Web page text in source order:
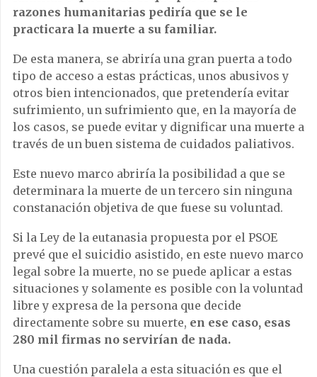
razones humanitarias pediría que se le
practicara la muerte a su familiar.
De esta manera, se abriría una gran puerta a todo
tipo de acceso a estas prácticas, unos abusivos y
otros bien intencionados, que pretendería evitar
sufrimiento, un sufrimiento que, en la mayoría de
los casos, se puede evitar y dignificar una muerte a
través de un buen sistema de cuidados paliativos.
Este nuevo marco abriría la posibilidad a que se
determinara la muerte de un tercero sin ninguna
constanación objetiva de que fuese su voluntad.
Si la Ley de la eutanasia propuesta por el PSOE
prevé que el suicidio asistido, en este nuevo marco
legal sobre la muerte, no se puede aplicar a estas
situaciones y solamente es posible con la voluntad
libre y expresa de la persona que decide
directamente sobre su muerte, en ese caso, esas
280 mil firmas no servirían de nada.
Una cuestión paralela a esta situación es que el